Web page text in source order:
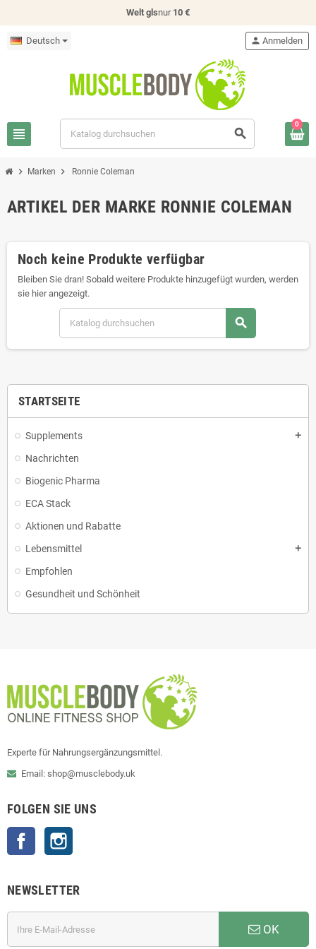
Welt glsnur10 €
Deutsch
view_headline search
person Anmelden
0
chevron_right Marken chevron_right Ronnie Coleman
STARTSEITE
Supplements add
Nachrichten
Biogenic Pharma
ECA Stack
Aktionen und Rabatte
Lebensmittel
add
Empfohlen
Gesundheit und Schönheit
ARTIKEL DER MARKE RONNIE COLEMAN
Noch keine Produkte verfügbar
Bleiben Sie dran! Sobald weitere Produkte hinzugefügt wurden, werden
sie hier angezeigt.
search
Experte für Nahrungsergänzungsmittel.
Email: shop@musclebody.uk
FOLGEN SIE UNS
Facebook
NEWSLETTER
OK